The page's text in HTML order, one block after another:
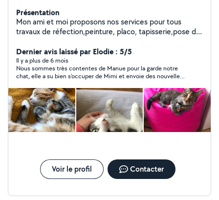
Présentation
Mon ami et moi proposons nos services pour tous
travaux de réfection,peinture, placo, tapisserie,pose de
que l'entretien extérieurs,tonte de pelouse,taille de
haies etc..Service à la personne ménage course. Nous
nous ferons également le plaisir de garder vos animaux
domestique dans notre maison avec jardin.
Dernier avis laissé par Elodie : 5/5
Il y a plus de 6 mois
Nous sommes très contentes de Manue pour la garde notre
chat, elle a su bien s'occuper de Mimi et envoie des nouvelles
Voir le profil Contacter